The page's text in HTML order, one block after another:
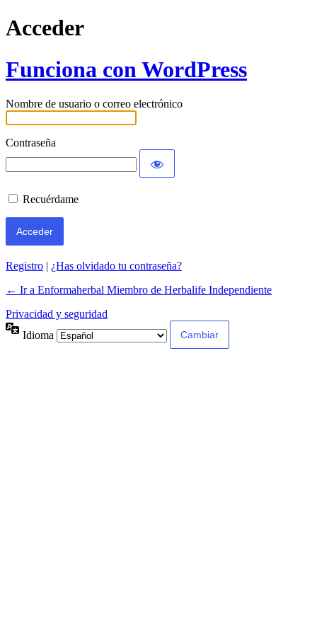
Acceder
Funciona con WordPress
Nombre de usuario o correo electrónico
Contraseña
Recuérdame
Registro | ¿Has olvidado tu contraseña?
← Ir a Enformaherbal Miembro de Herbalife Independiente
Privacidad y seguridad
Idioma